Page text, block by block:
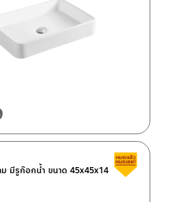
ม มีรูก๊อกน้ำ ขนาด 45x45x14